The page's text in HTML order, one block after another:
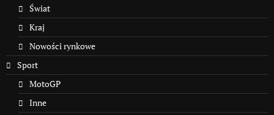
Świat
Kraj
Nowości rynkowe
Sport
MotoGP
Inne